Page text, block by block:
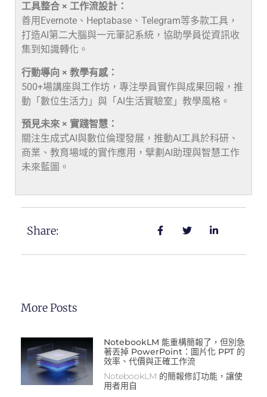
工具整合 × 工作流設計：
善用Evernote、Heptabase、Telegram等多款工具，
打造AI第二大腦與一元筆記系統，協助學員從資訊收
集到知識轉化。
行動導向 × 教學有感：
500+場講座與工作坊，專注學員實作與成果回報，推
動「數位生活力」與「AI生活實驗室」教學風格。
預見未來 × 實踐智慧：
關注生成式AI與數位倫理發展，推動AI工具於科研、
商業、教育場域的實作應用，擘劃AI助理與智慧工作
未來藍圖。
Share:
More Posts
NotebookLM 能重構簡報了，但別急
著丟掉 PowerPoint：圖片化 PPT 的
效率、代價與正確工作流
NotebookLM 的簡報修訂功能，讓使
用者用自